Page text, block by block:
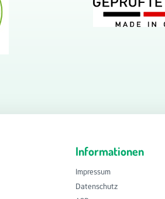
Informationen
Impressum
Datenschutz